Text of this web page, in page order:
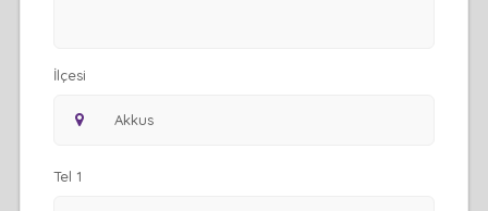
İlçesi
Tel 1